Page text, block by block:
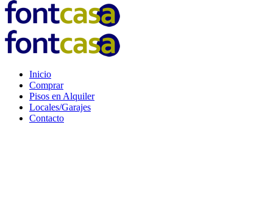
Inicio
Comprar
Pisos en Alquiler
Locales/Garajes
Contacto